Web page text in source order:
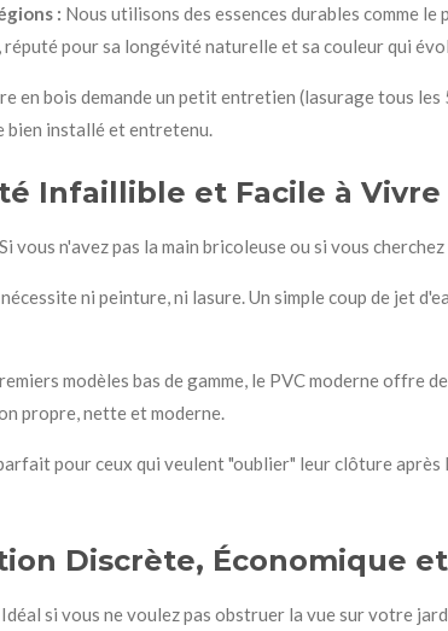
: Nous utilisons des essences durables comme
réputé pour sa longévité naturelle et sa couleur qui
en bois demande un petit entretien (lasurage tous
bien installé et entretenu.
Infaillible et Facile à Vivre
vous n'avez pas la main bricoleuse ou si vous
ni peinture, ni lasure. Un simple coup de jet
modèles bas de gamme, le PVC moderne
propre, nette et moderne.
pour ceux qui veulent "oublier" leur clôture
Discrète, Économique
si vous ne voulez pas obstruer la vue sur votre